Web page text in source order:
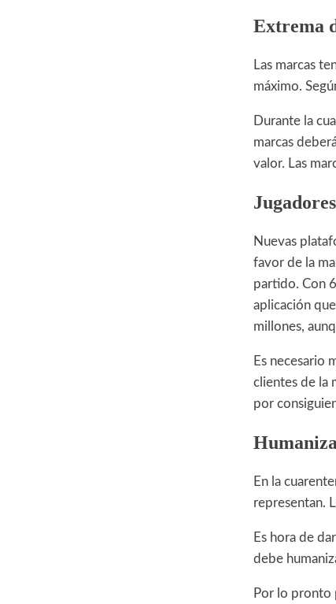
Extrema
Las marcas
máximo.
Durante la
marcas
valor. Las
Nuevas
favor de la
partido. Con
aplicación
millones,
Es necesario
clientes de la
por
En la
representan.
Es hora de
debe
Por lo pronto